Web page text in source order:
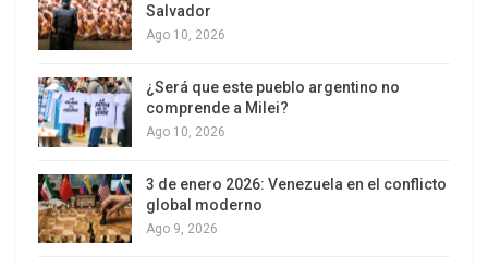
menos 3.342 personas fallecidas, la presidenta
encargada expresó que se ha reivindicado el
los rescatistas internacionales que se sumaron a
las labores de salvamento en las zonas
afectadas.
Salvador
Ago 10, 2026
¿Será que este pueblo argentino no
comprende a Milei?
Ago 10, 2026
3 de enero 2026: Venezuela en el conflicto
global moderno
Ago 9, 2026